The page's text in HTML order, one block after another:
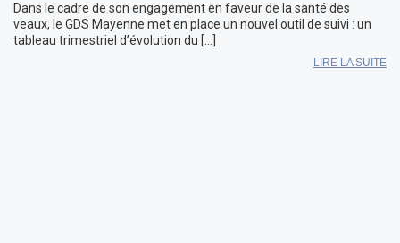
Dans le cadre de son engagement en faveur de la santé des
veaux, le GDS Mayenne met en place un nouvel outil de suivi : un
tableau trimestriel d’évolution du […]
LIRE LA SUITE